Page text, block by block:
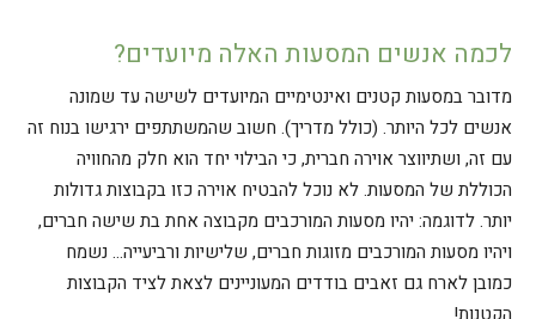
לכמה אנשים המסעות האלה מיועדים?
מדובר במסעות קטנים ואינטימיים המיועדים לשישה עד שמונה
אנשים לכל היותר. (כולל מדריך). חשוב שהמשתתפים ירגישו בנוח זה
עם זה, ושתיווצר אוירה חברית, כי הבילוי יחד הוא חלק מהחוויה
הכוללת של המסעות. לא נוכל להבטיח אוירה כזו בקבוצות גדולות
יותר. לדוגמה: יהיו מסעות המורכבים מקבוצה אחת בת שישה חברים,
ויהיו מסעות המורכבים מזוגות חברים, שלישיות ורביעייה… נשמח
כמובן לארח גם זאבים בודדים המעוניינים לצאת לציד הקבוצות